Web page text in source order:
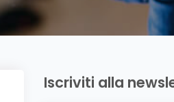
Iscriviti alla